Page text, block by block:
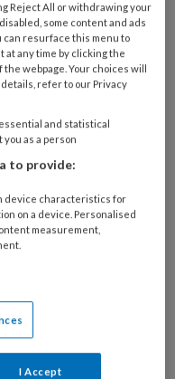
lezen?
aan en lees 2
maand
Reject All or withdrawing your
some content and ads
can resurface this menu to
any time by clicking the
webpage. Your choices will
refer to our Privacy
and statistical
as a person
to provide:
device characteristics for
on a device. Personalised
measurement,
I Accept